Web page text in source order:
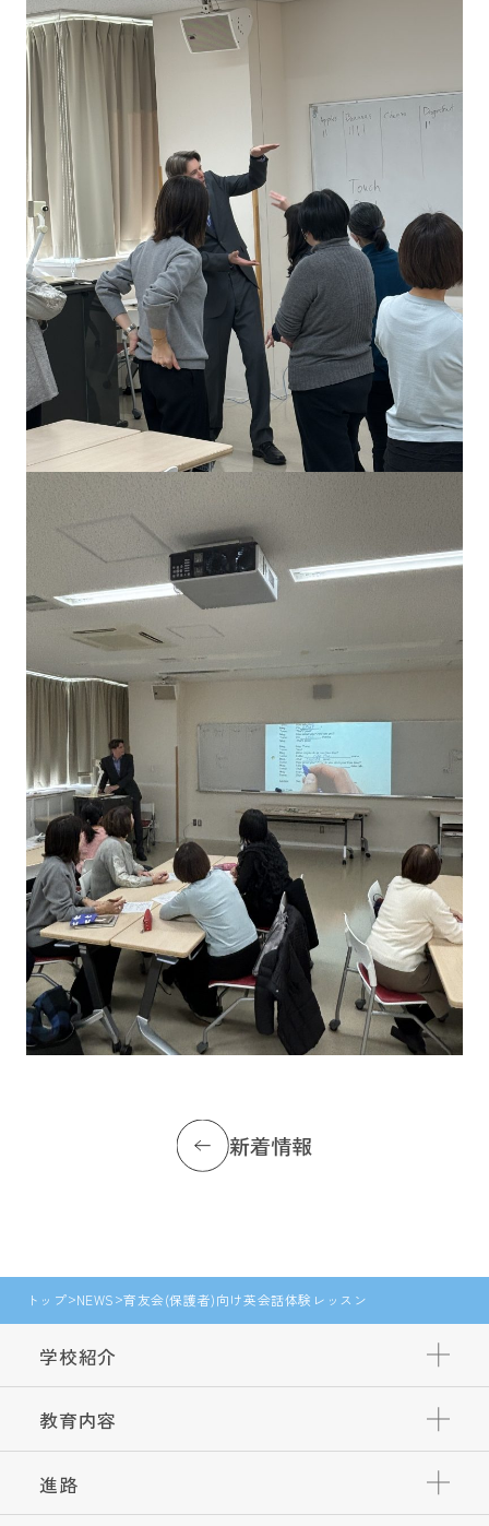
新着情報
トップ NEWS 育友会(保護者)向け英会話体験レッスン
学校紹介
教育内容
進路